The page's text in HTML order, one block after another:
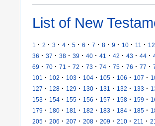
List of New
1 · 2 · 3 · 4 · 5 · 6 · 7 · 8 · 9 · 10 · 11 · 12
36 · 37 · 38 · 39 · 40 · 41 · 42 · 43 · 44 ·
69 · 70 · 71 · 72 · 73 · 74 · 75 · 76 · 77 ·
101
· 102 · 103 · 104 · 105 · 106 · 107 ·
127 · 128 · 129 · 130 · 131 · 132 · 133 ·
153 · 154 · 155 · 156 · 157 · 158 · 159 ·
179 · 180 · 181 · 182 · 183 · 184 · 185 ·
205 · 206 · 207 · 208 · 209 · 210 · 211 ·